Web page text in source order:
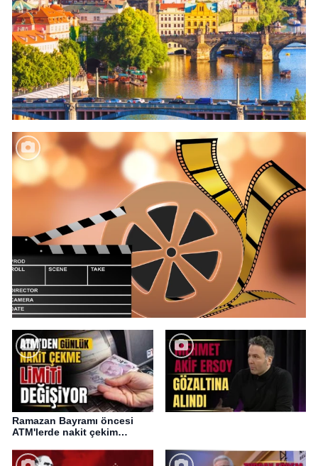
Ramazan Bayramı öncesi
ATM'lerde nakit çekim